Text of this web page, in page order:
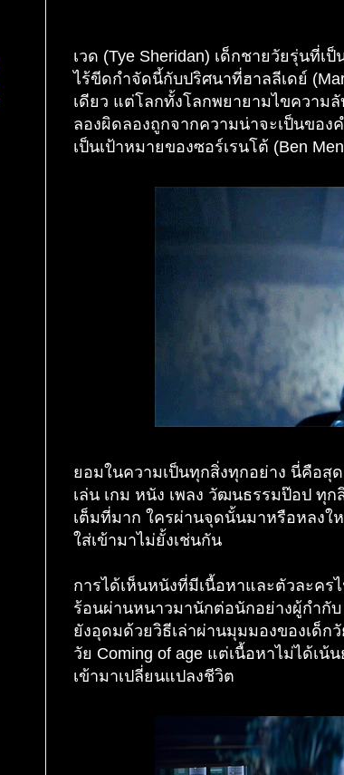
เวด (Tye Sheridan) เด็กชายวัยรุ่นที่
ไร้ขีดกำจัดนี้กับปริศนาที่ฮาลลีเดย์
เดียว แต่โลกทั้งโลกพยายามไขความ
ลองผิดลองถูกจากความน่าจะเป็นขอ
เป็นเป้าหมายของซอร์เรนโต้ (Ben
ยอมในความเป็นทุกสิ่งทุกอย่าง นี่คือสุ
เล่น เกม หนัง เพลง วัฒนธรรมป๊อป ทุ
เต็มที่มาก ใครผ่านจุดนั้นมาหรือหลงใ
ใส่เข้ามาไม่ยั้งเช่นกัน
การได้เห็นหนังที่มีเนื้อหาและตัวละค
ร้อนผ่านหนาวมานักต่อนักอย่างผู้กำกั
ยังอุดมด้วยวิธีเล่าผ่านมุมมองของเด็
วัย Coming of age แต่เนื้อหาไม่ได้เ
เข้ามาเปลี่ยนแปลงชีวิต